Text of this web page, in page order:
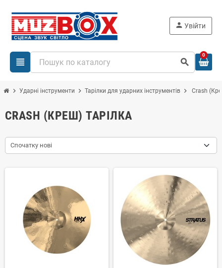
view_headline search
person Увійти
0
chevron_right Ударні інструменти chevron_right Тарілки для ударних інструментів chevron_right Crash
CRASH (КРЕШ) ТАРІЛКА
Спочатку нові